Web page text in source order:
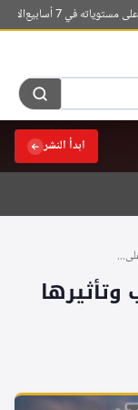
في 7 أسابيع الاتفاق
ابدأ النشر
وتأثيرها